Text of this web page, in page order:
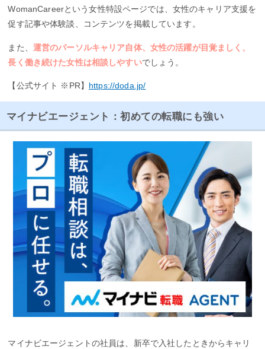
WomanCareerという女性特設ページでは、女性のキャリア支援を
促す記事や体験談、コンテンツを掲載しています。
また、 運営のパーソルキャリア自体、女性の活躍が目覚ましく、
長く働き続けた女性は相談しやすいでしょう。
【公式サイト ※PR】 https://doda.jp/
マイナビエージェント：初めての転職にも強い
マイナビエージェントの社員は、新卒で入社したときからキャリ